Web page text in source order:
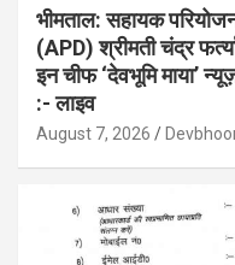
भीमताल: सहायक
(APD) श्रीमती चंद्र
इन चीफ ‘देवभूमि माया’
:- लाइव
August 7, 2026